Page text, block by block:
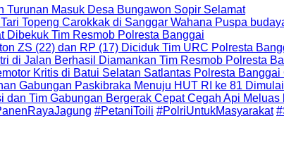
Turunan Masuk Desa Bungawon Sopir Selamat
Topeng Carokkak di Sanggar Wahana Puspa
Dibekuk Tim Resmob Polresta Banggai
ZS (22) dan RP (17) Diciduk Tim URC Polresta
di Jalan Berhasil Diamankan Tim Resmob Polresta
Kritis di Batui Selatan Satlantas Polresta Banggai
Gabungan Paskibraka Menuju HUT RI ke 81 Dimulai
Tim Gabungan Bergerak Cepat Cegah Api Meluas
#PetaniToili #PolriUntukMasyarakat